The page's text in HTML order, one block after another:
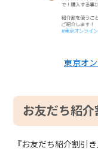
東京オ
お友だち紹
『お友だち紹介割引